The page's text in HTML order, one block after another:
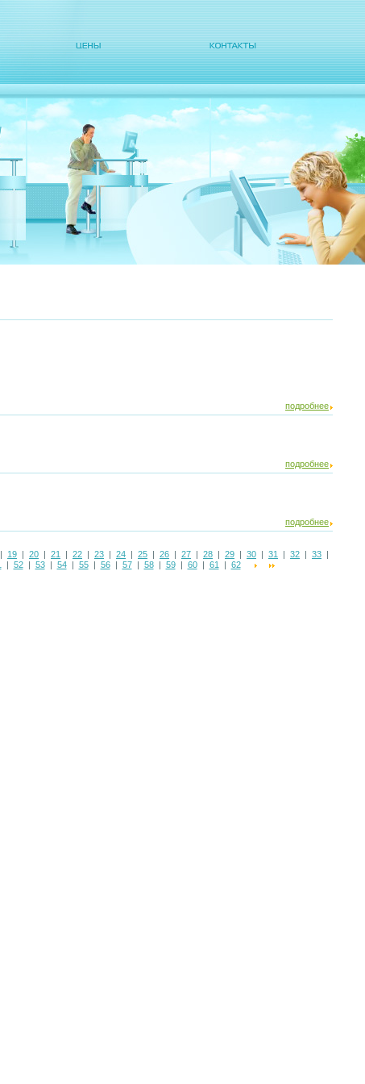
подробнее
подробнее
подробнее
| 19 | 20 | 21 | 22 | 23 | 24 | 25 | 26 | 27 | 28 | 29 | 30 | 31 | 32 | 33 |
| 52| 53| 54| 55| 56| 57| 58| 59| 60| 61 | 62